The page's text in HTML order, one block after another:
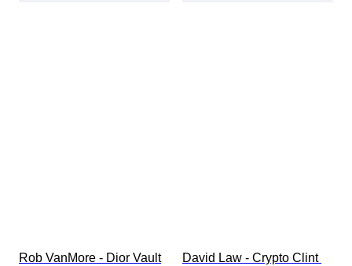
Rob VanMore - Dior Vault
David Law - Crypto Clint